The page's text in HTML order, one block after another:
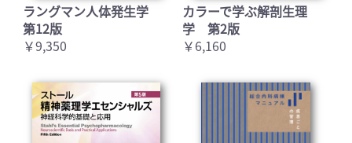
ラングマン人体発生学
第12版
￥9,350
カラーで学ぶ解剖生理
学 第2版
￥6,160